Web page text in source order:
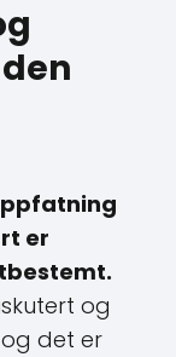
er
og
det er